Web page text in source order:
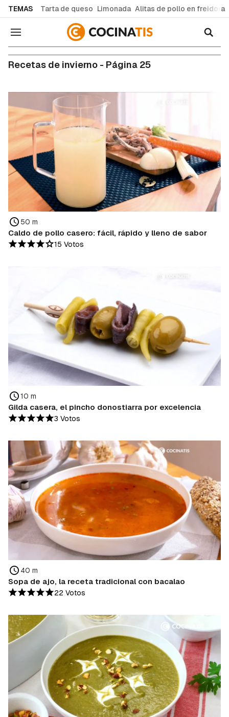
TEMAS Tarta de queso Limonada Alitas de pollo en freidora
Navegación
Recetas de invierno - Página 25
50 m
Caldo de pollo casero: fácil, rápido y lleno de sabor
15 Votos
10 m
Gilda casera, el pincho donostiarra por excelencia
3 Votos
40 m
Sopa de ajo, la receta tradicional con bacalao
22 Votos